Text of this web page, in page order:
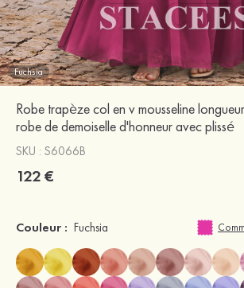
Fuchsia
Robe trapèze col en v mousseline
robe de demoiselle d'honneur avec plissé
SKU : S6066B
122 €
Couleur : Fuchsia